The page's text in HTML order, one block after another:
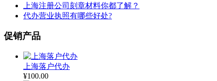
上海注册公司刻章材料你都了解？
代办营业执照有哪些好处?
促销产品
上海落户代办
¥100.00